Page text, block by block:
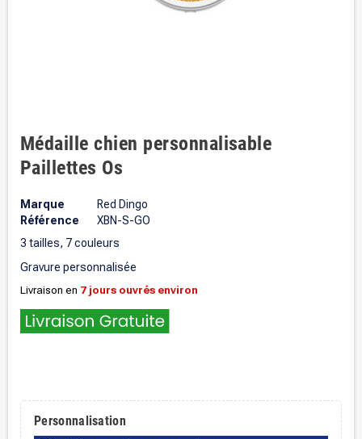
Médaille chien personnalisable
Paillettes Os
Marque
Red Dingo
Référence
XBN-S-GO
3 tailles, 7 couleurs
Gravure personnalisée
Livraison en 7 jours ouvrés environ
Personnalisation